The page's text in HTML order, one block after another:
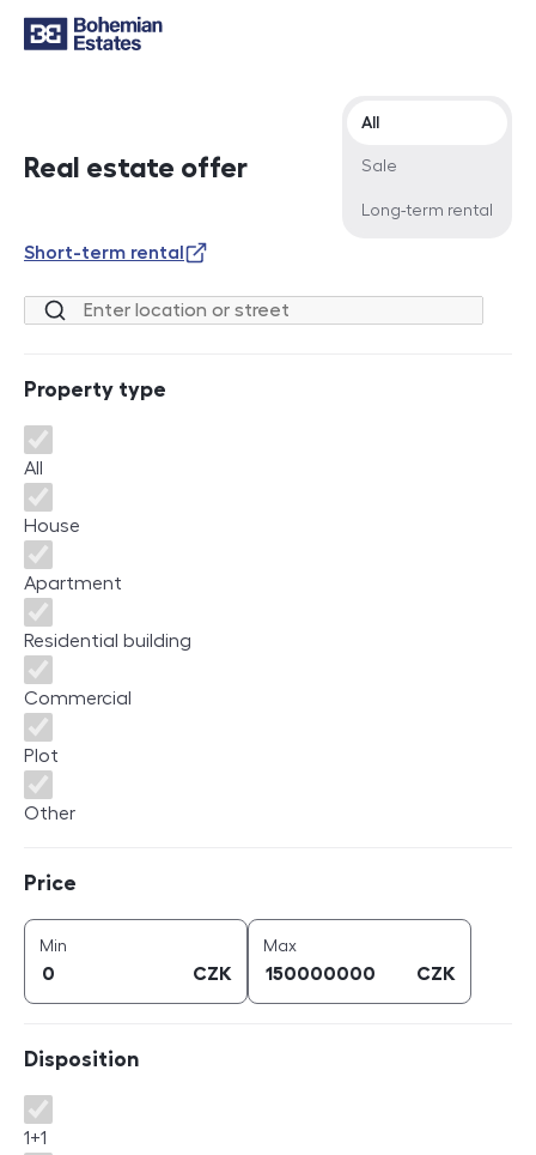
Real estate offer
Offer type
All
Sale
Long-term rental
Short-term rental
Location or street
Property type
Property type
All
House
Apartment
Residential building
Commercial
Plot
Other
Price
Min
CZK
Maxprice (
CZK
Disposition
Disposition
1+1